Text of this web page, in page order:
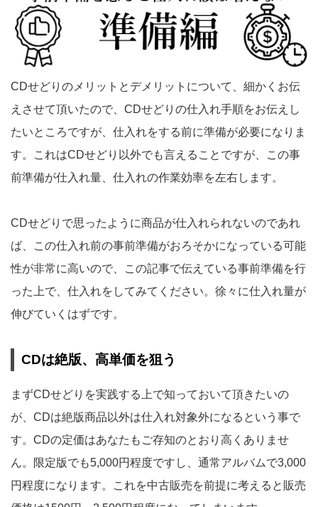
CDせどりのメリットとデメリットについて、細かくお伝
えさせて頂いたので、CDせどりの仕入れ手順をお伝えし
たいところですが、仕入れをする前に準備が必要になりま
す。これはCDせどり以外でも言えることですが、この事
前準備が仕入れ量、仕入れの作業効率を左右します。
CDせどりで思ったように商品が仕入れられないのであれ
ば、この仕入れ前の事前準備がおろそかになっている可能
性が非常に高いので、この記事で伝えている事前準備を行
った上で、仕入れをしてみてください。徐々に仕入れ量が
伸びていくはずです。
CDは絶版、高単価を狙う
まずCDせどりを実践する上で知っておいて頂きたいの
が、CDは絶版商品以外は仕入れ対象外になるという事で
す。CDの定価はあなたもご存知のとおり高くありませ
ん。限定版でも5,000円程度ですし、通常アルバムで3,000
円程度になります。これを中古販売を前提に考えると販売